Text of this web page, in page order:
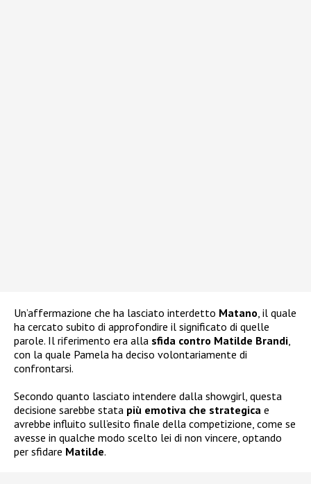
Un’affermazione che ha lasciato interdetto Matano, il quale
ha cercato subito di approfondire il significato di quelle
parole. Il riferimento era alla sfida contro Matilde Brandi,
con la quale Pamela ha deciso volontariamente di
confrontarsi.
Secondo quanto lasciato intendere dalla showgirl, questa
decisione sarebbe stata più emotiva che strategica e
avrebbe influito sull’esito finale della competizione, come se
avesse in qualche modo scelto lei di non vincere, optando
per sfidare Matilde.